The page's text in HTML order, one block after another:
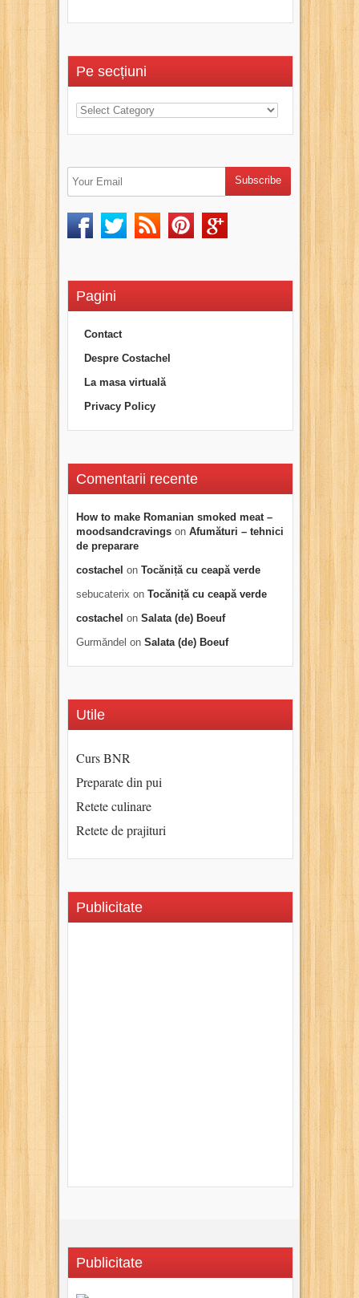
Pe secțiuni
Pagini
Contact
Despre Costachel
La masa virtuală
Privacy Policy
Comentarii recente
How to make Romanian smoked meat –
moodsandcravings on Afumături – tehnici
de preparare
costachel on Tocăniță cu ceapă verde
sebucaterix on Tocăniță cu ceapă verde
costachel on Salata (de) Boeuf
Gurmăndel on Salata (de) Boeuf
Utile
Curs BNR
Preparate din pui
Retete culinare
Retete de prajituri
Publicitate
Publicitate